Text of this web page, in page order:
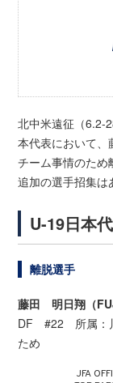
北中米遠征（6.2-
本代表において
チーム事情のため
追加の選手招集は
U-19日本
離脱選手
藤田 明日翔（
DF #22 所属：
ため
JFA